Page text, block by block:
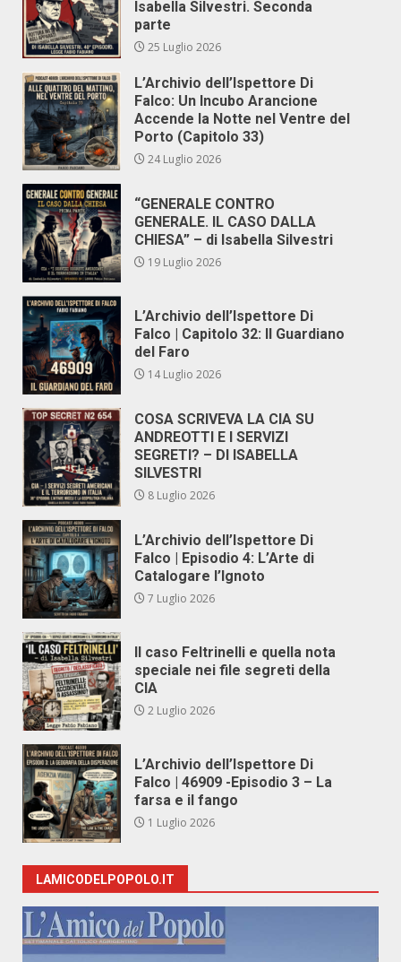
Isabella Silvestri. Seconda
parte
25 Luglio 2026
L’Archivio dell’Ispettore Di
Falco: Un Incubo Arancione
Accende la Notte nel Ventre del
Porto (Capitolo 33)
24 Luglio 2026
“GENERALE CONTRO
GENERALE. IL CASO DALLA
CHIESA” – di Isabella Silvestri
19 Luglio 2026
L’Archivio dell’Ispettore Di
Falco | Capitolo 32: Il Guardiano
del Faro
14 Luglio 2026
COSA SCRIVEVA LA CIA SU
ANDREOTTI E I SERVIZI
SEGRETI? – DI ISABELLA
SILVESTRI
8 Luglio 2026
L’Archivio dell’Ispettore Di
Falco | Episodio 4: L’Arte di
Catalogare l’Ignoto
7 Luglio 2026
Il caso Feltrinelli e quella nota
speciale nei file segreti della
CIA
2 Luglio 2026
L’Archivio dell’Ispettore Di
Falco | 46909 -Episodio 3 – La
farsa e il fango
1 Luglio 2026
LAMICODELPOPOLO.IT